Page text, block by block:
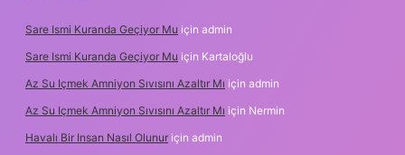
Sare Ismi Kuranda Geçiyor Mu için admin
Sare Ismi Kuranda Geçiyor Mu için Kartaloğlu
Az Su Içmek Amniyon Sıvısını Azaltır Mı için admin
Az Su Içmek Amniyon Sıvısını Azaltır Mı için Nermin
Havalı Bir Insan Nasıl Olunur için admin